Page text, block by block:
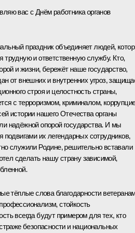
вас с Днём работника органов
праздник объединяет людей,
трудную и ответственную службу. Кто,
и жизни, бережёт наше государство,
от внешних и внутренних угроз,
строя и целостность страны,
с терроризмом, криминалом,
истории нашего Отечества органы
надёжной опорой государства. И мы
подвигами их легендарных сотрудников,
служили Родине, решительно вставали
сделать нашу страну зависимой,
тёплые слова благодарности
стойкость
всегда будут примером для тех, кто
безопасности и национальных